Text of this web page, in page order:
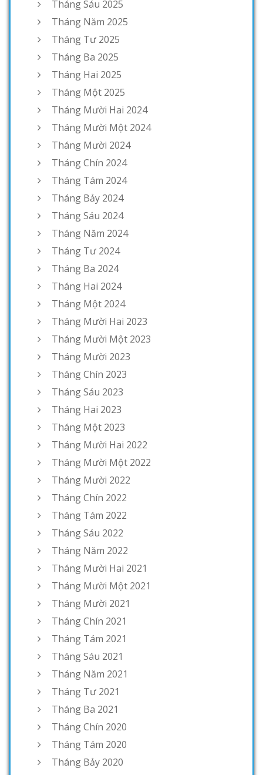
Tháng Sáu 2025
Tháng Năm 2025
Tháng Tư 2025
Tháng Ba 2025
Tháng Hai 2025
Tháng Một 2025
Tháng Mười Hai 2024
Tháng Mười Một 2024
Tháng Mười 2024
Tháng Chín 2024
Tháng Tám 2024
Tháng Bảy 2024
Tháng Sáu 2024
Tháng Năm 2024
Tháng Tư 2024
Tháng Ba 2024
Tháng Hai 2024
Tháng Một 2024
Tháng Mười Hai 2023
Tháng Mười Một 2023
Tháng Mười 2023
Tháng Chín 2023
Tháng Sáu 2023
Tháng Hai 2023
Tháng Một 2023
Tháng Mười Hai 2022
Tháng Mười Một 2022
Tháng Mười 2022
Tháng Chín 2022
Tháng Tám 2022
Tháng Sáu 2022
Tháng Năm 2022
Tháng Mười Hai 2021
Tháng Mười Một 2021
Tháng Mười 2021
Tháng Chín 2021
Tháng Tám 2021
Tháng Sáu 2021
Tháng Năm 2021
Tháng Tư 2021
Tháng Ba 2021
Tháng Chín 2020
Tháng Tám 2020
Tháng Bảy 2020